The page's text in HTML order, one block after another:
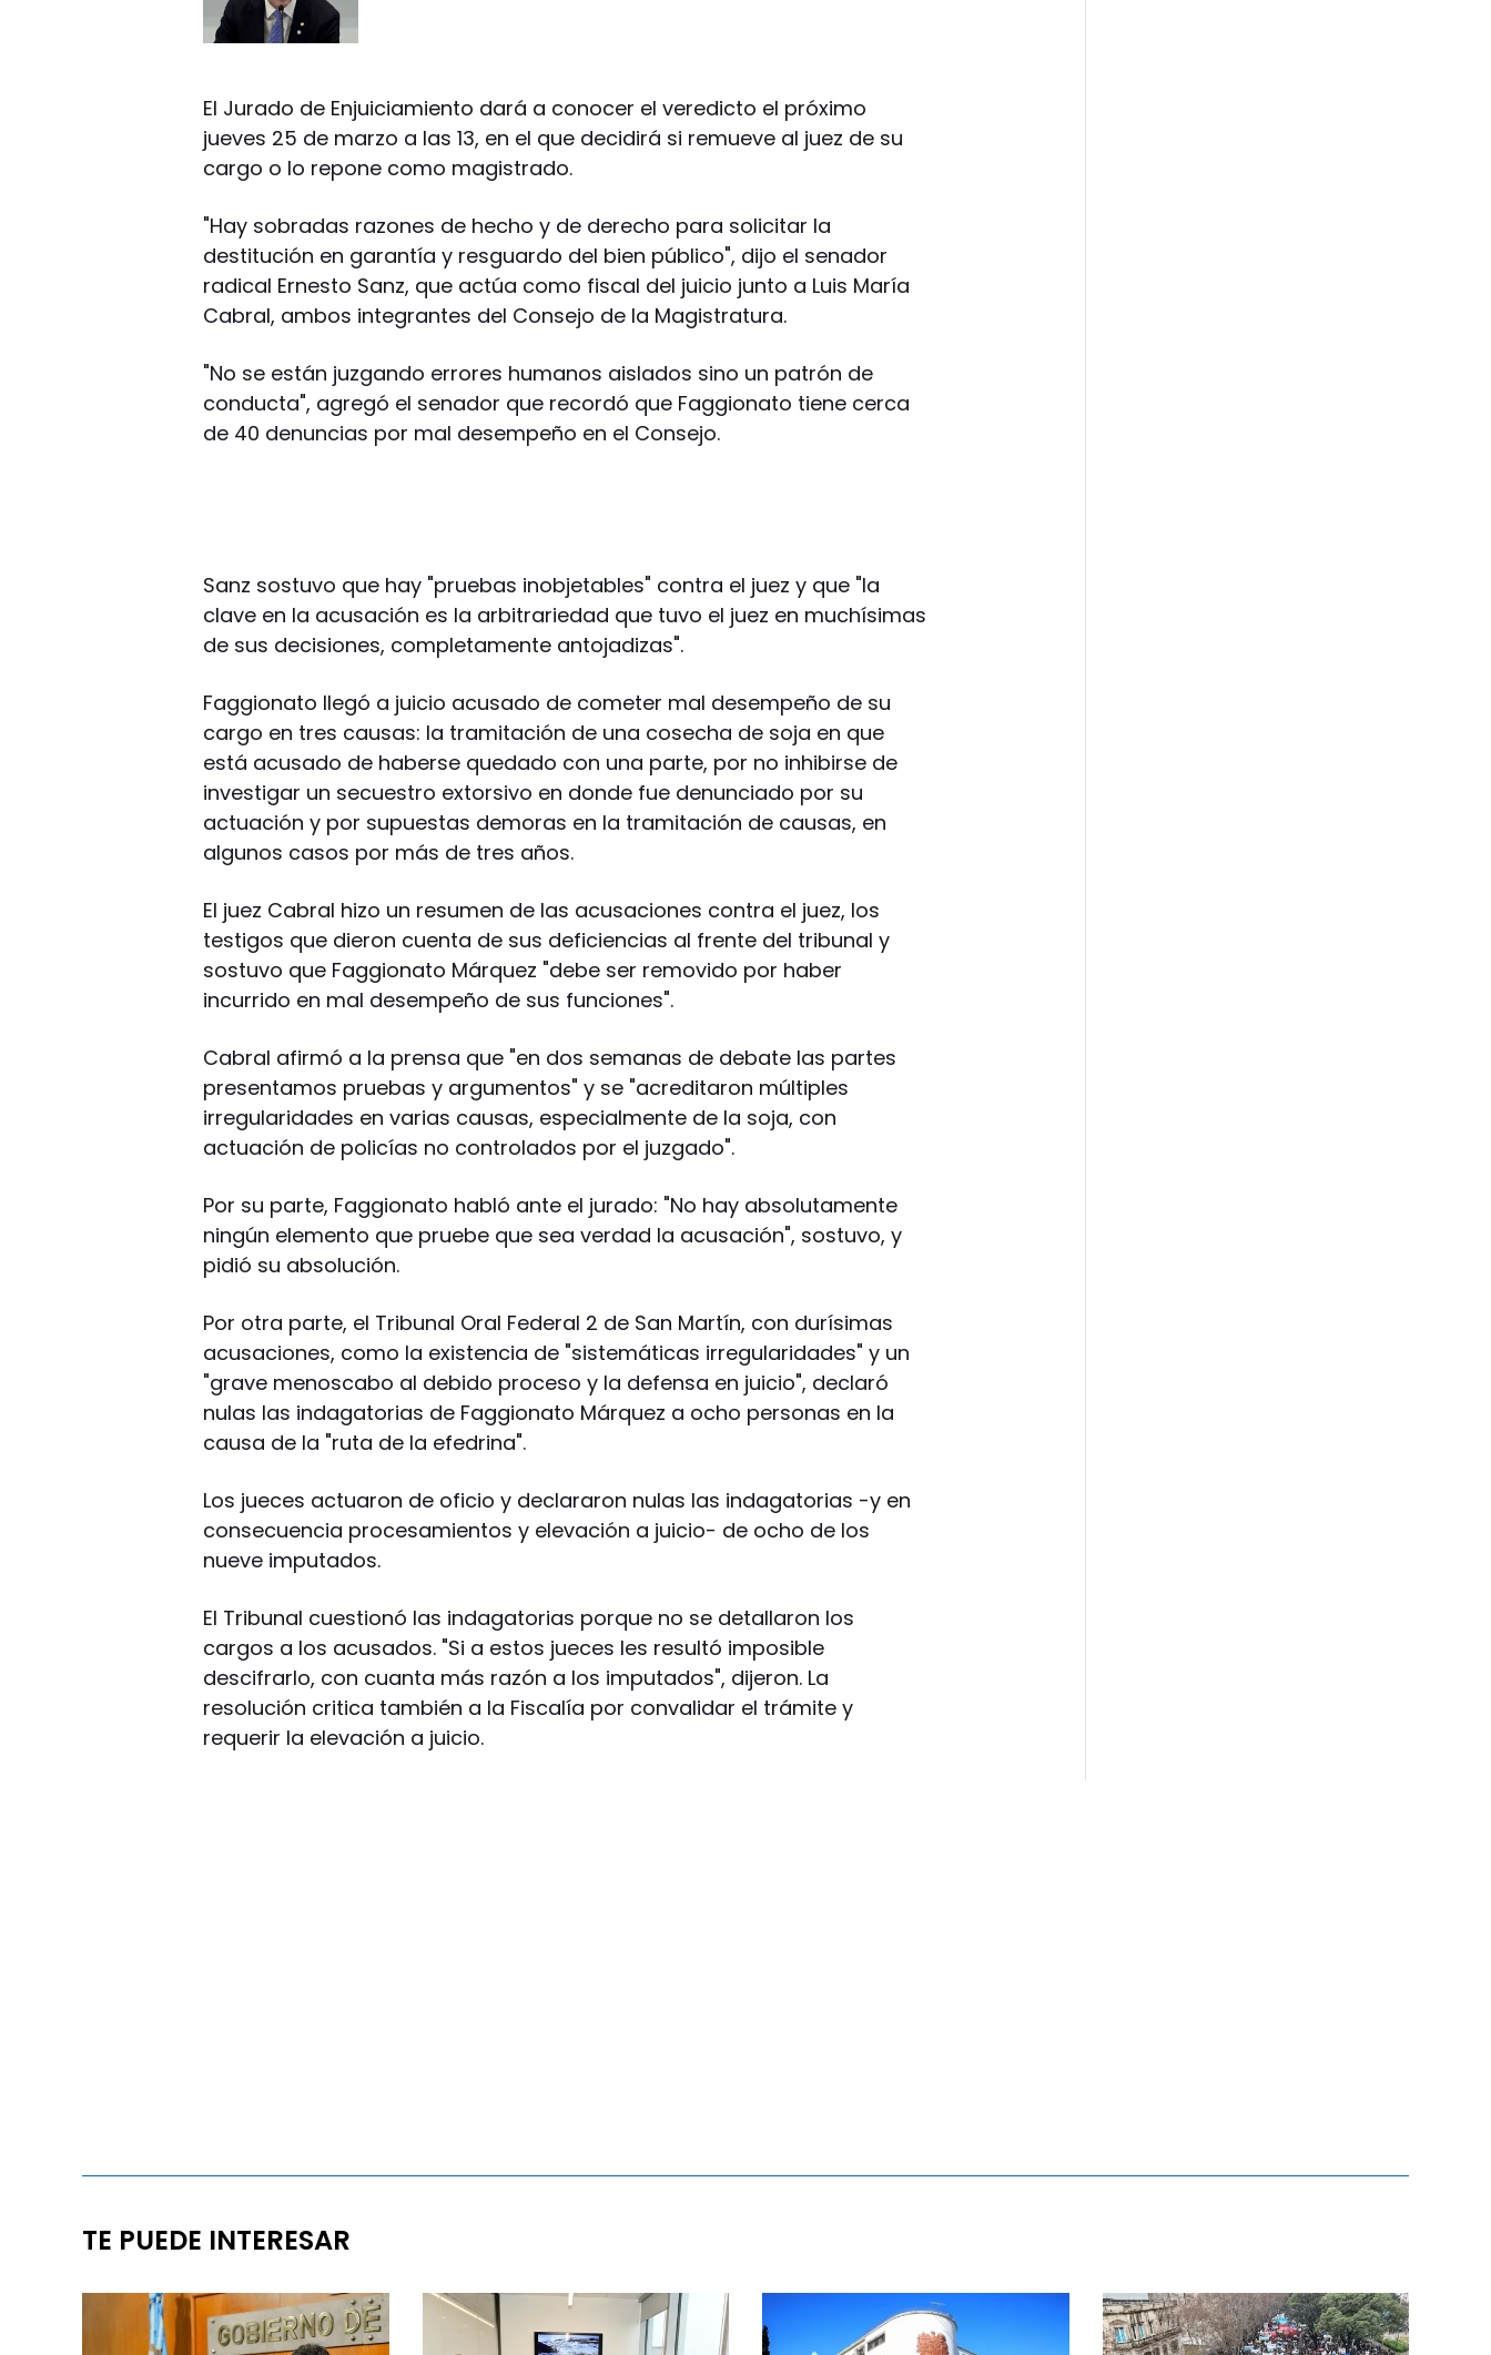
El Jurado de Enjuiciamiento dará a conocer el veredicto el próximo
jueves 25 de marzo a las 13, en el que decidirá si remueve al juez de su
cargo o lo repone como magistrado.
"Hay sobradas razones de hecho y de derecho para solicitar la
destitución en garantía y resguardo del bien público", dijo el senador
radical Ernesto Sanz, que actúa como fiscal del juicio junto a Luis María
Cabral, ambos integrantes del Consejo de la Magistratura.
"No se están juzgando errores humanos aislados sino un patrón de
conducta", agregó el senador que recordó que Faggionato tiene cerca
de 40 denuncias por mal desempeño en el Consejo.
Sanz sostuvo que hay "pruebas inobjetables" contra el juez y que "la
clave en la acusación es la arbitrariedad que tuvo el juez en muchísimas
de sus decisiones, completamente antojadizas".
Faggionato llegó a juicio acusado de cometer mal desempeño de su
cargo en tres causas: la tramitación de una cosecha de soja en que
está acusado de haberse quedado con una parte, por no inhibirse de
investigar un secuestro extorsivo en donde fue denunciado por su
actuación y por supuestas demoras en la tramitación de causas, en
algunos casos por más de tres años.
El juez Cabral hizo un resumen de las acusaciones contra el juez, los
testigos que dieron cuenta de sus deficiencias al frente del tribunal y
sostuvo que Faggionato Márquez "debe ser removido por haber
incurrido en mal desempeño de sus funciones".
Cabral afirmó a la prensa que "en dos semanas de debate las partes
presentamos pruebas y argumentos" y se "acreditaron múltiples
irregularidades en varias causas, especialmente de la soja, con
actuación de policías no controlados por el juzgado".
Por su parte, Faggionato habló ante el jurado: "No hay absolutamente
ningún elemento que pruebe que sea verdad la acusación", sostuvo, y
pidió su absolución.
Por otra parte, el Tribunal Oral Federal 2 de San Martín, con durísimas
acusaciones, como la existencia de "sistemáticas irregularidades" y un
"grave menoscabo al debido proceso y la defensa en juicio", declaró
nulas las indagatorias de Faggionato Márquez a ocho personas en la
causa de la "ruta de la efedrina".
Los jueces actuaron de oficio y declararon nulas las indagatorias -y en
consecuencia procesamientos y elevación a juicio- de ocho de los
nueve imputados.
El Tribunal cuestionó las indagatorias porque no se detallaron los
cargos a los acusados. "Si a estos jueces les resultó imposible
descifrarlo, con cuanta más razón a los imputados", dijeron. La
resolución critica también a la Fiscalía por convalidar el trámite y
requerir la elevación a juicio.
TE PUEDE INTERESAR